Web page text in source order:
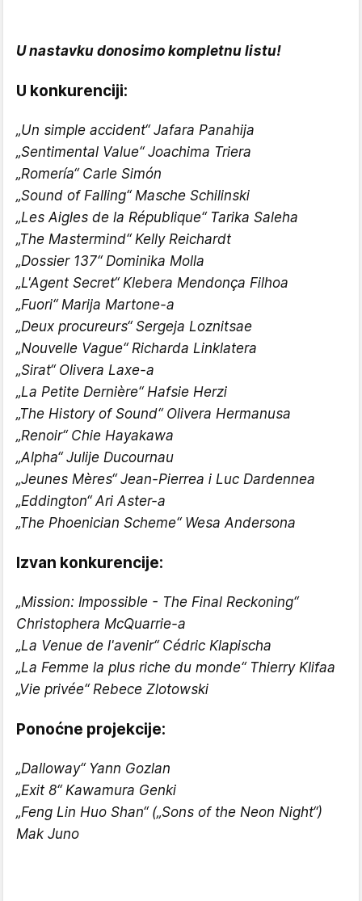
U nastavku donosimo kompletnu listu!
U konkurenciji:
„Un simple accident“ Jafara Panahija
„Sentimental Value“ Joachima Triera
„Romería“ Carle Simón
„Sound of Falling“ Masche Schilinski
„Les Aigles de la République“ Tarika Saleha
„The Mastermind“ Kelly Reichardt
„Dossier 137“ Dominika Molla
„L'Agent Secret“ Klebera Mendonça Filhoa
„Fuori“ Marija Martone-a
„Deux procureurs“ Sergeja Loznitsae
„Nouvelle Vague“ Richarda Linklatera
„Sirat“ Olivera Laxe-a
„La Petite Dernière“ Hafsie Herzi
„The History of Sound“ Olivera Hermanusa
„Renoir“ Chie Hayakawa
„Alpha“ Julije Ducournau
„Jeunes Mères“ Jean-Pierrea i Luc Dardennea
„Eddington“ Ari Aster-a
„The Phoenician Scheme“ Wesa Andersona
Izvan konkurencije:
„Mission: Impossible - The Final Reckoning“
Christophera McQuarrie-a
„La Venue de l'avenir“ Cédric Klapischa
„La Femme la plus riche du monde“ Thierry Klifaa
„Vie privée“ Rebece Zlotowski
Ponoćne projekcije:
„Dalloway“ Yann Gozlan
„Exit 8“ Kawamura Genki
„Feng Lin Huo Shan“ („Sons of the Neon Night“)
Mak Juno